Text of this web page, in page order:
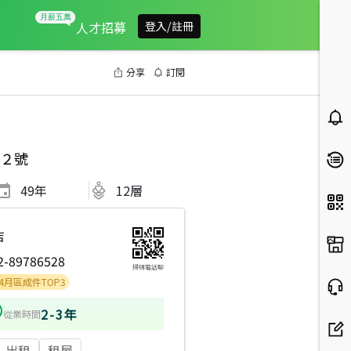
人才招募 登入/註冊
分享 訂閱
號
49年 12層
89786528
掃碼電話聊
TOP3
從業時間2-3年